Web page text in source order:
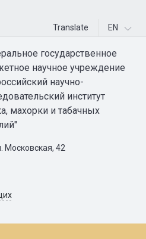
Translate EN
государственное
научное учреждение
научно-
институт
махорки и табачных
Московская, 42